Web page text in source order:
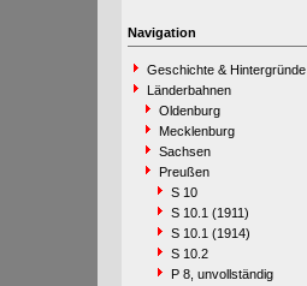
Navigation
Geschichte & Hintergründe
Länderbahnen
Oldenburg
Mecklenburg
Sachsen
Preußen
S 10
S 10.1 (1911)
S 10.1 (1914)
S 10.2
P 8, unvollständig